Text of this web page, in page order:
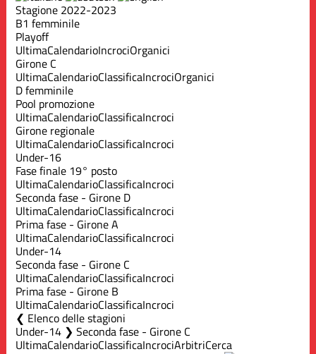
Stagione 2022-2023
B1 femminile
Playoff
UltimaCalendarioIncrociOrganici
Girone C
UltimaCalendarioClassificaIncrociOrganici
D femminile
Pool promozione
UltimaCalendarioClassificaIncroci
Girone regionale
UltimaCalendarioClassificaIncroci
Under-16
Fase finale 19° posto
UltimaCalendarioClassificaIncroci
Seconda fase - Girone D
UltimaCalendarioClassificaIncroci
Prima fase - Girone A
UltimaCalendarioClassificaIncroci
Under-14
Seconda fase - Girone C
UltimaCalendarioClassificaIncroci
Prima fase - Girone B
UltimaCalendarioClassificaIncroci
Elenco delle stagioni
Under-14 ❯ Seconda fase - Girone C
UltimaCalendarioClassificaIncrociArbitriCerca